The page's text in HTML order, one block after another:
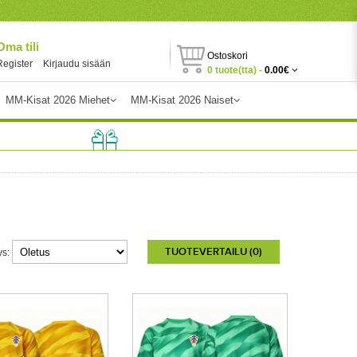
tili
Kirjaudu sisään
Ostoskori
0 tuote(tta) - 0.00€
MM-Kisat 2026 Miehet MM-Kisat 2026 Naiset
TUOTEVERTAILU (0)